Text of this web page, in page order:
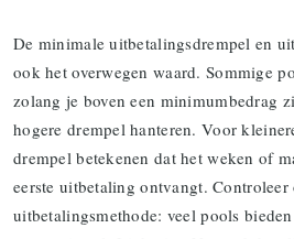
De minimale uitbetalingsdrempel en
ook het overwegen waard. Sommige
zolang je boven een minimumbedrag
hogere drempel hanteren. Voor
drempel betekenen dat het weken of
eerste uitbetaling ontvangt. Controleer
uitbetalingsmethode: veel pools